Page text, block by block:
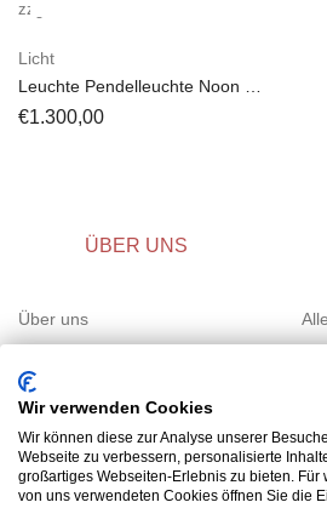
zzgl.
Licht
Leuchte Pendelleuchte Noon 5
El Schmid
€1.300,00
ÜBER UNS
Über uns
info@rosska.de
Wir verwenden Cookies
Wir können diese zur Analyse unserer
Webseite zu verbessern, personalisierte
großartiges Webseiten-Erlebnis zu bieten. Für
von uns verwendeten Cookies öffnen Sie die